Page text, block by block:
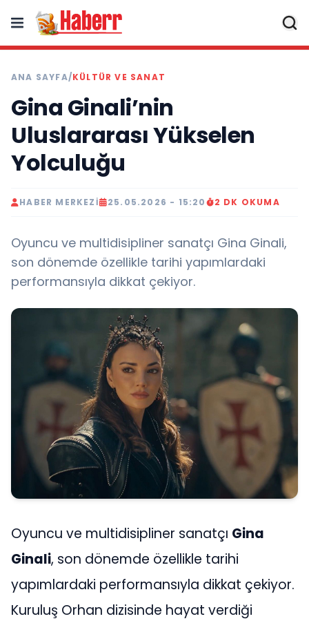
ANA SAYFA/KÜLTÜR VE SANAT
Gina Ginali’nin
Uluslararası Yükselen
Yolculuğu
HABER MERKEZI 25.05.2026 - 15:20 2 DK OKUMA
Oyuncu ve multidisipliner sanatçı Gina Ginali,
son dönemde özellikle tarihi yapımlardaki
performansıyla dikkat çekiyor.
Oyuncu ve multidisipliner sanatçı Gina
Ginali, son dönemde özellikle tarihi
yapımlardaki performansıyla dikkat çekiyor.
Kuruluş Orhan dizisinde hayat verdiği